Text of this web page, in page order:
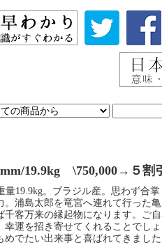
19.9kg \750,000→５割
量19.9kg。ブラジル産。思わず合
。浦島太郎を竜宮へ連れて行った
千客万来の縁起物になります。ご
幸運を招き寄せてくれることでし
でたい出来事と喜ばれてきました